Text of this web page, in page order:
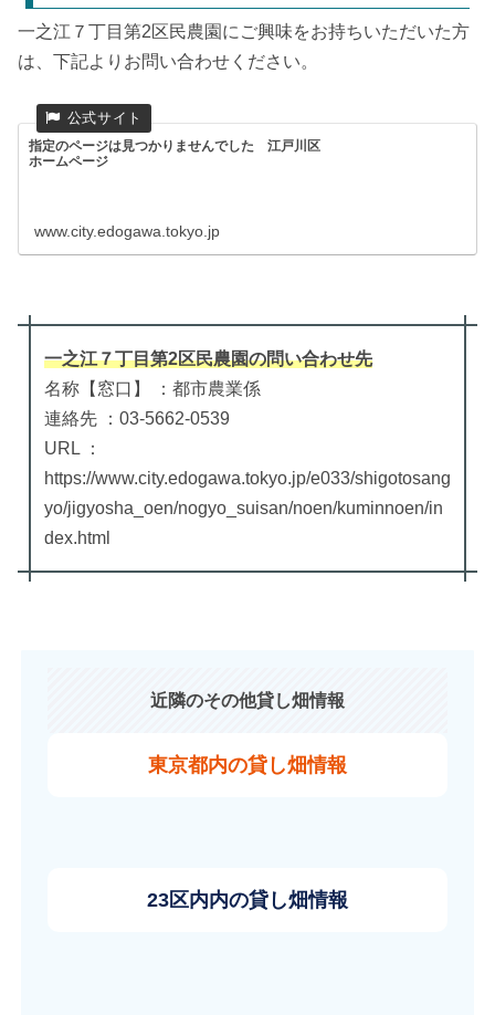
一之江７丁目第2区民農園にご興味をお持ちいただいた方
は、下記よりお問い合わせください。
指定のページは見つかりませんでした 江戸川区
ホームページ
www.city.edogawa.tokyo.jp
一之江７丁目第2区民農園の問い合わせ先
名称【窓口】 ：都市農業係
連絡先 ：03-5662-0539
URL ：
https://www.city.edogawa.tokyo.jp/e033/shigotosang
yo/jigyosha_oen/nogyo_suisan/noen/kuminnoen/in
dex.html
近隣のその他貸し畑情報
東京都内の貸し畑情報
23区内内の貸し畑情報